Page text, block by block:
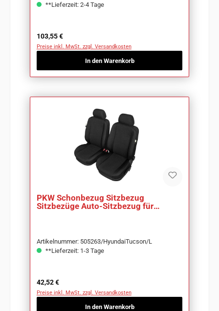
**Lieferzeit: 2-4 Tage
Regulärer Preis:
103,55 €
Preise inkl. MwSt. zzgl. Versandkosten
In den Warenkorb
PKW Schonbezug Sitzbezug
Sitzbezüge Auto-Sitzbezug für
Artikelnummer: 505263/HyundaiTucson/L
**Lieferzeit: 1-3 Tage
Regulärer Preis:
42,52 €
Preise inkl. MwSt. zzgl. Versandkosten
In den Warenkorb